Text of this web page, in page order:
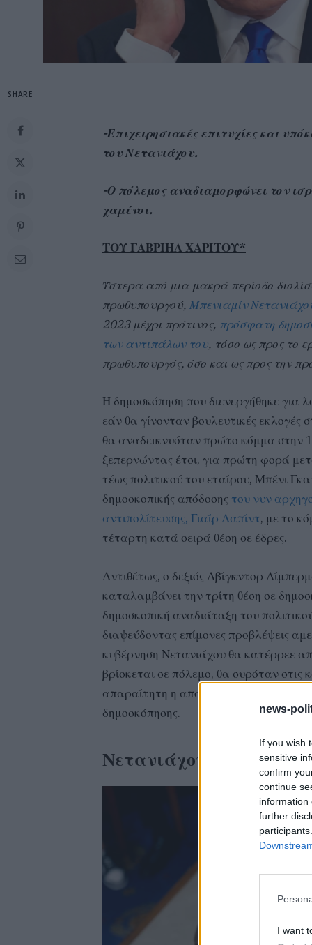
news-
If you wish
sensitive
confirm
continue
information
further
I want
SHARE
-Επιχειρησιακές επιτυχίες και
του Νετανιάχου.
-Ο πόλεμος αναδιαμορφώνει τον
χαμένοι.
ΤΟΥ ΓΑΒΡΙΗΛ ΧΑΡΙΤΟΥ*
Ύστερα από μια μακρά περίοδο
πρωθυπουργού, Μπενιαμίν
2023 μέχρι πρότινος, πρόσφατη
των αντιπάλων του, τόσο ως προς το
πρωθυπουργός, όσο και ως προς την
Η δημοσκόπηση που διενεργήθηκε για
εάν θα γίνονταν βουλευτικές
θα αναδεικνυόταν πρώτο κόμμα στην
ξεπερνώντας έτσι, για πρώτη φορά
τέως πολιτικού του εταίρου, Μπένι
δημοσκοπικής απόδοσης του νυν
αντιπολίτευσης, Γιαΐρ Λαπίντ, με το
τέταρτη κατά σειρά θέση σε έδρες.
Αντιθέτως, ο δεξιός Αβίγκντορ
καταλαμβάνει την τρίτη θέση σε
δημοσκοπική αναδιάταξη του
διαψεύδοντας επίμονες προβλέψεις
κυβέρνηση Νετανιάχου θα κατέρρεε
βρίσκεται σε πόλεμο, θα συρόταν
απαραίτητη η αποκωδικοποίηση αυτής
δημοσκόπησης.
Νετανιάχου: Γιατί